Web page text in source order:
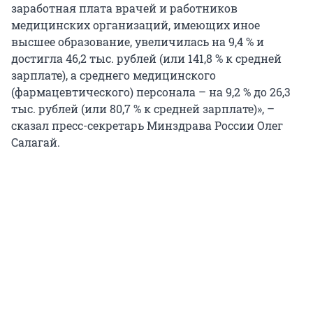
заработная плата врачей и работников
медицинских организаций, имеющих иное
высшее образование, увеличилась на 9,4 % и
достигла 46,2 тыс. рублей (или 141,8 % к средней
зарплате), а среднего медицинского
(фармацевтического) персонала – на 9,2 % до 26,3
тыс. рублей (или 80,7 % к средней зарплате)», –
сказал пресс-секретарь Минздрава России Олег
Салагай.